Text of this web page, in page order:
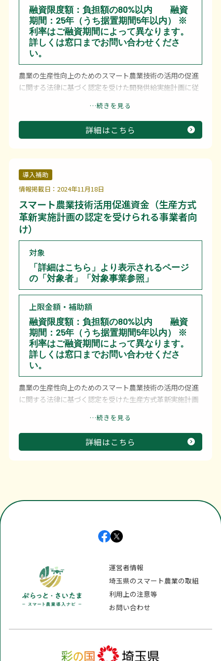
融資限度額：負担額の80%以内 融資
期間：25年（うち据置期間5年以内） ※
利率はご融資期間によって異なります。
詳しくは窓口までお問い合わせくださ
い。
農業の生産性向上のためのスマート農業技術の活用の促進
に関する法律に基づく認定を受けた開発供給実施計画に従
…続きを見る
詳細はこちら
導入補助
情報掲載日：2024年11月18日
スマート農業技術活用促進資金（生産方式
革新実施計画の認定を受けられる事業者向
け）
対象
「詳細はこちら」より表示されるページ
の「対象者」「対象事業参照」
上限金額・補助額
融資限度額：負担額の80%以内 融資
期間：25年（うち据置期間5年以内） ※
利率はご融資期間によって異なります。
詳しくは窓口までお問い合わせくださ
い。
農業の生産性向上のためのスマート農業技術の活用の促進
に関する法律に基づく認定を受けた生産方式革新実施計画
…続きを見る
詳細はこちら
運営者情報
埼玉県のスマート農業の取組
利用上の注意等
お問い合わせ